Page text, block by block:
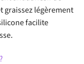
graissez légèrement
facilite